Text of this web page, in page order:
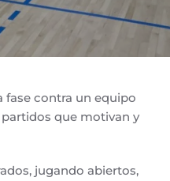
fase contra un equipo
que motivan y
jugando abiertos,